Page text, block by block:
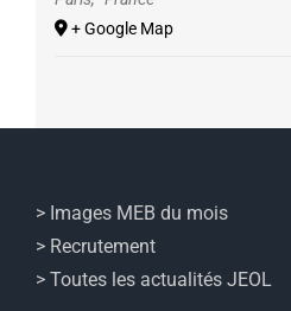
+ Google Map
> Images MEB du mois
> Recrutement
> Toutes les actualités JEOL